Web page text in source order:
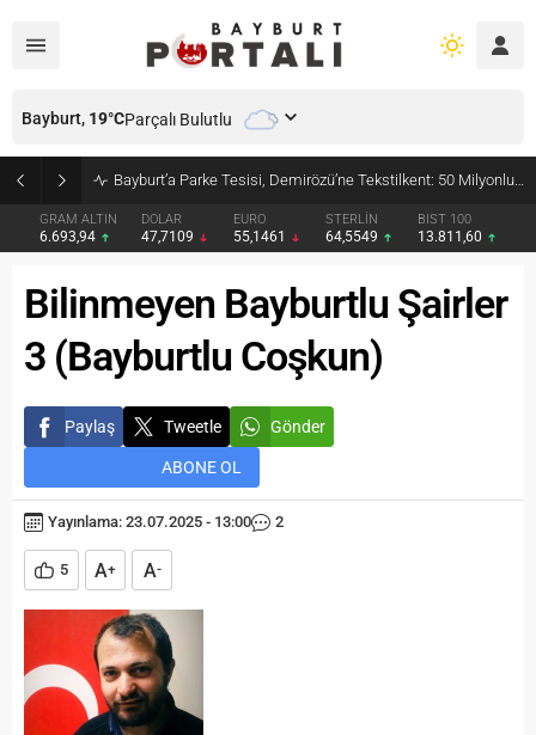
Bayburt’a Parke Tesisi, Demirözü’ne Tekstilkent: 50 Milyonluk İmzalar Atıldı
GRAM ALTIN
6.693,94
DOLAR
47,7109
EURO
55,1461
STERLİN
64,5549
BIST 100
13.811,60
Bayburt, 19°CParçalı Bulutlu
Bilinmeyen Bayburtlu Şairler
3 (Bayburtlu Coşkun)
Paylaş Tweetle Gönder
ABONE OL
Yayınlama: 23.07.2025 - 13:00 2
5 A+ A-